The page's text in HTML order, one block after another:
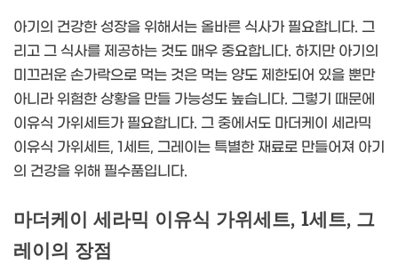
아기의 건강한 성장을 위해서는 올바른 식사가 필요합니다. 그
리고 그 식사를 제공하는 것도 매우 중요합니다. 하지만 아기의
미끄러운 손가락으로 먹는 것은 먹는 양도 제한되어 있을 뿐만
아니라 위험한 상황을 만들 가능성도 높습니다. 그렇기 때문에
이유식 가위세트가 필요합니다. 그 중에서도 마더케이 세라믹
이유식 가위세트, 1세트, 그레이는 특별한 재료로 만들어져 아기
의 건강을 위해 필수품입니다.
마더케이 세라믹 이유식 가위세트, 1세트, 그
레이의 장점